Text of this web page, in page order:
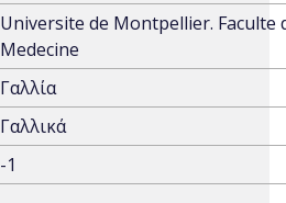
Universite de Montpellier. Faculte
Medecine
Γαλλία
Γαλλικά
-1